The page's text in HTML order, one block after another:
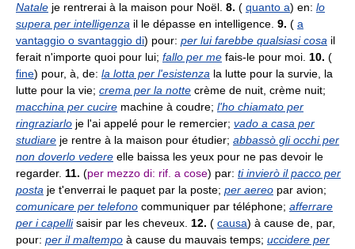
Natale je rentrerai à la maison pour Noël. 8. ( quanto a) en: lo
supera per intelligenza il le dépasse en intelligence. 9. ( a
vantaggio o svantaggio di) pour: per lui farebbe qualsiasi cosa il
ferait n'importe quoi pour lui; fallo per me fais-le pour moi. 10. (
fine) pour, à, de: la lotta per l'esistenza la lutte pour la survie, la
lutte pour la vie; crema per la notte crème de nuit, crème nuit;
macchina per cucire machine à coudre; l'ho chiamato per
ringraziarlo je l'ai appelé pour le remercier; vado a casa per
studiare je rentre à la maison pour étudier; abbassò gli occhi per
non doverlo vedere elle baissa les yeux pour ne pas devoir le
regarder. 11. (per mezzo di: rif. a cose) par: ti invierò il pacco per
posta je t'enverrai le paquet par la poste; per aereo par avion;
comunicare per telefono communiquer par téléphone; afferrare
per i capellisaisir par les cheveux. 12. ( causa) à cause de, par,
pour: per il maltempo à cause du mauvais temps; uccidere per